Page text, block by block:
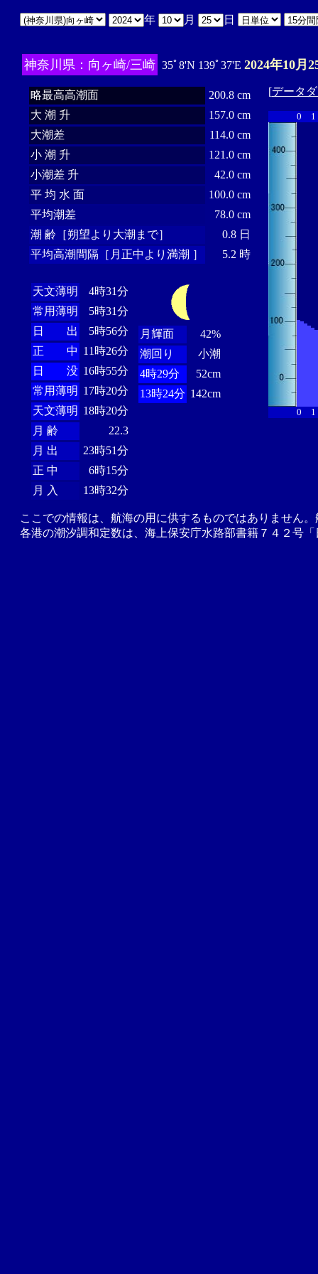
年 月 日
神奈川県：向ヶ崎/三崎 35ﾟ8'N 139ﾟ37'E 2024年10月
略最高高潮面
200.8 cm
大 潮 升
157.0 cm
大潮差
114.0 cm
小 潮 升
121.0 cm
小潮差 升
42.0 cm
平 均 水 面
100.0 cm
平均潮差
78.0 cm
潮 齢［朔望より大潮まで］
0.8 日
平均高潮間隔［月正中より満潮 ］
5.2 時
天文薄明
4時31分
常用薄明
5時31分
日 出
5時56分
正 中 11時26分
日 没 16時55分
常用薄明 17時20分
天文薄明 18時20分
月 齢
22.3
月 出
23時51分
正 中
6時15分
月 入
13時32分
月輝面
42%
潮回り
小潮
4時29分
52cm
13時24分 142cm
[データ
0 1
0 1
ここでの情報は、航海の用に供するものではありません
各港の潮汐調和定数は、海上保安庁水路部書籍７４２号